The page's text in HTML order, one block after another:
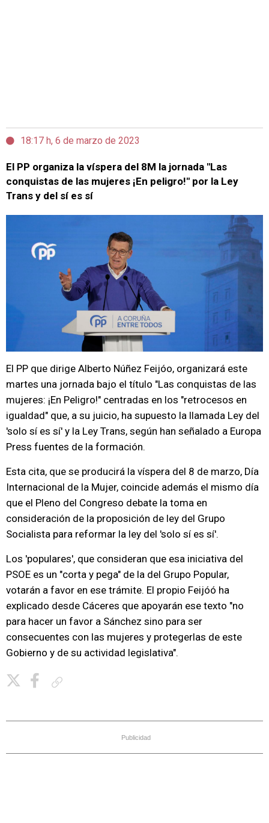
18:17 h, 6 de marzo de 2023
El PP organiza la víspera del 8M la jornada "Las
conquistas de las mujeres ¡En peligro!" por la Ley
Trans y del sí es sí
El PP que dirige Alberto Núñez Feijóo, organizará este
martes una jornada bajo el título "Las conquistas de las
mujeres: ¡En Peligro!" centradas en los "retrocesos en
igualdad" que, a su juicio, ha supuesto la llamada Ley del
'solo sí es sí' y la Ley Trans, según han señalado a Europa
Press fuentes de la formación.
Esta cita, que se producirá la víspera del 8 de marzo, Día
Internacional de la Mujer, coincide además el mismo día
que el Pleno del Congreso debate la toma en
consideración de la proposición de ley del Grupo
Socialista para reformar la ley del 'solo sí es sí'.
Los 'populares', que consideran que esa iniciativa del
PSOE es un "corta y pega" de la del Grupo Popular,
votarán a favor en ese trámite. El propio Feijóó ha
explicado desde Cáceres que apoyarán ese texto "no
para hacer un favor a Sánchez sino para ser
consecuentes con las mujeres y protegerlas de este
Gobierno y de su actividad legislativa".
Publicidad